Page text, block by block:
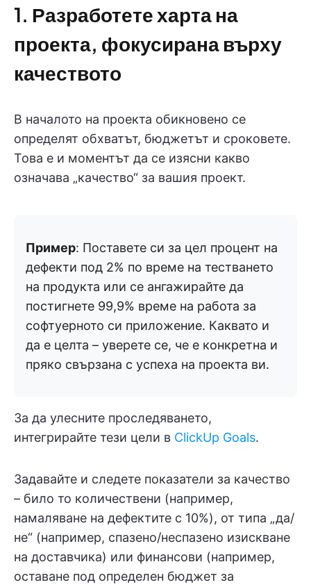
1. Разработете харта на
проекта, фокусирана върху
качеството
В началото на проекта обикновено се
определят обхватът, бюджетът и сроковете.
Това е и моментът да се изясни какво
означава „качество“ за вашия проект.
Пример: Поставете си за цел процент на
дефекти под 2% по време на тестването
на продукта или се ангажирайте да
постигнете 99,9% време на работа за
софтуерното си приложение. Каквато и
да е целта – уверете се, че е конкретна и
пряко свързана с успеха на проекта ви.
За да улесните проследяването,
интегрирайте тези цели в ClickUp Goals.
Задавайте и следете показатели за качество
– било то количествени (например,
намаляване на дефектите с 10%), от типа „да/
не“ (например, спазено/неспазено изискване
на доставчика) или финансови (например,
оставане под определен бюджет за